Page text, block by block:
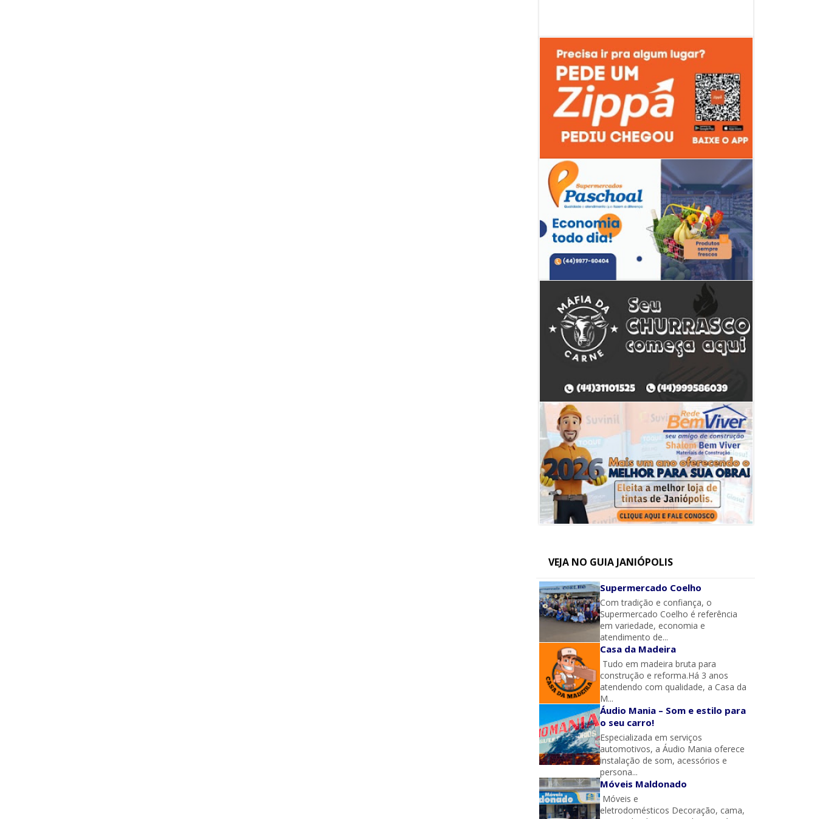
VEJA NO GUIA JANIÓPOLIS
Supermercado Coelho
Com tradição e confiança, o
Supermercado Coelho é referência
em variedade, economia e
atendimento de...
Casa da Madeira
Tudo em madeira bruta para
construção e reforma.Há 3 anos
atendendo com qualidade, a Casa da
M...
Áudio Mania – Som e estilo para
o seu carro!
Especializada em serviços
automotivos, a Áudio Mania oferece
instalação de som, acessórios e
persona...
Móveis Maldonado
Móveis e
eletrodomésticos Decoração, cama,